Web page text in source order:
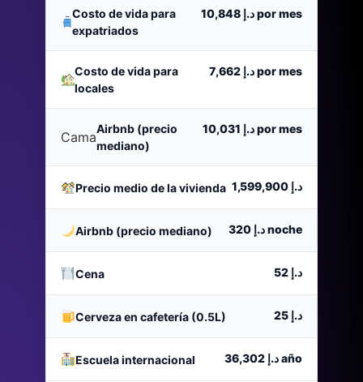
Costo de vida para
expatriados
د.إ 10,848por mes
Costo de vida para
locales
د.إ 7,662por mes
Cama
Airbnb (precio
mediano)
د.إ 10,031por mes
Precio medio de la vivienda د.إ 1,599,900
Airbnb (precio mediano) د.إ 320noche
Cena د.إ 52
Cerveza en cafetería (0.5L) د.إ 25
Escuela internacional د.إ 36,302año